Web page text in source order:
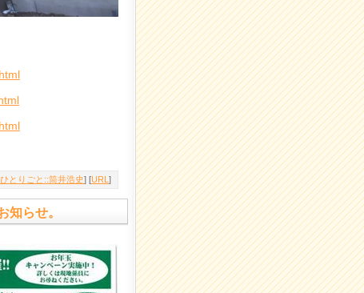
とりごと::筒井浩史] [URL ]
らせ。